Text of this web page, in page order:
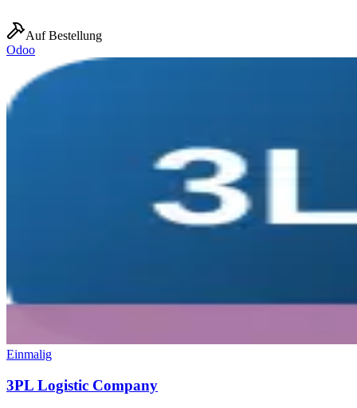
Auf Bestellung
Odoo
Einmalig
3PL Logistic Company